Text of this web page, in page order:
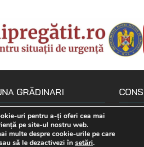
GRĂDINARI
Gradinari, str. Principala, Nr.
575 722
uri pentru a-ți oferi cea mai
pe site-ul nostru web.
multe despre cookie-urile pe care
să le dezactivezi în setări.